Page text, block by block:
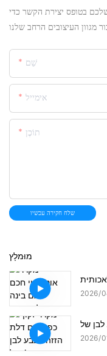
בטופס יצירת הקשר כדי
שֵׁם
אימייל
תוֹכֶן
שלח חקירה עכשיו
מוּמלָץ
2026
2026